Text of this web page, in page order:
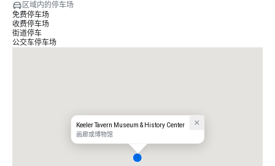
区域内的停车场
免费停车场
收费停车场
街道停车
公交车停车场
Keeler Tavern Museum & History Center
画廊或博物馆